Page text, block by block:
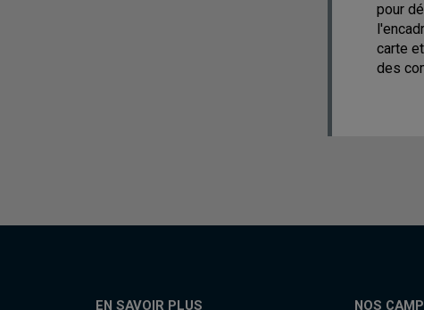
pour
carte
des
EN SAVOIR PLUS NOS